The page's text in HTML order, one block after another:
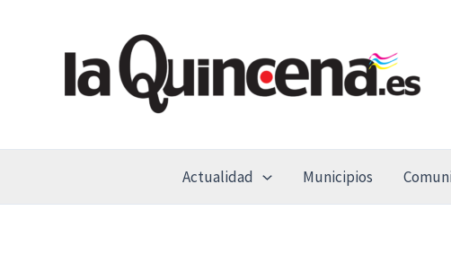
Actualidad Municipios